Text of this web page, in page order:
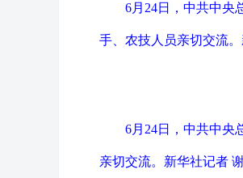
6月24日，中共中央
手、农技人员亲切交流。
6月24日，中共中央
亲切交流。 新华社记者